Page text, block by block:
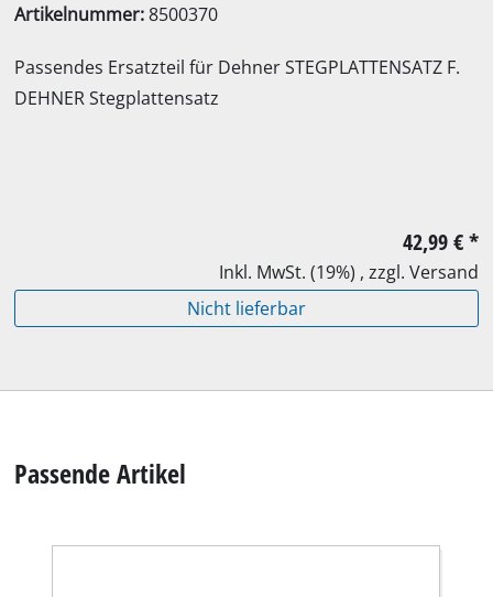
Artikelnummer:8500370
Passendes Ersatzteil für Dehner STEGPLATTENSATZ F.
DEHNER Stegplattensatz
42,99 €*
Inkl. MwSt. (19%) , zzgl. Versand
Nicht lieferbar
Passende Artikel